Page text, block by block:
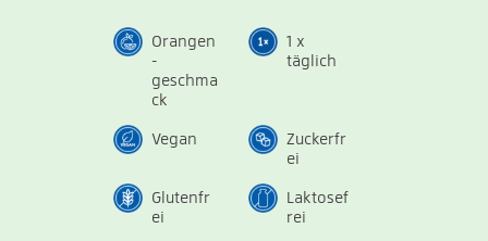
Orangen
-
geschma
ck
1 x
täglich
Vegan
Zuckerfr
ei
Glutenfr
ei
Laktosef
rei